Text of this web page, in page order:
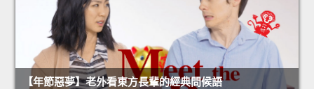
【年節惡夢】老外看東方長輩的經典問候語